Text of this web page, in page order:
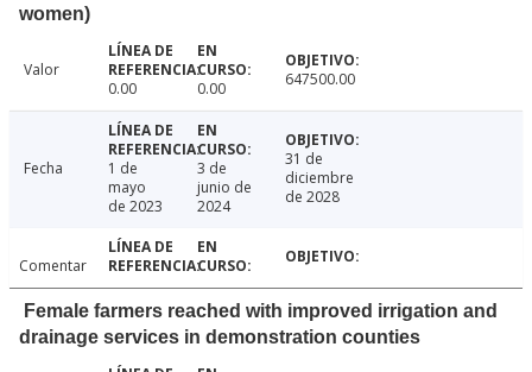
women)
Valor
0.00
0.00 647500.00
Fecha
1 de
mayo
de 2023
3 de
junio de
2024
31 de
diciembre
de 2028
Comentar
Female farmers reached with improved irrigation and
drainage services in demonstration counties